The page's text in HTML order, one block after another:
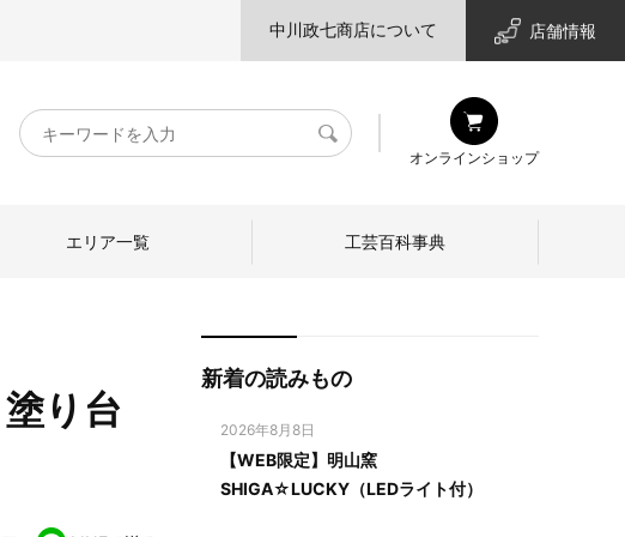
中川政七商店について 店舗情報
キ
ー
検
オンラインショップ
エリア一覧 工芸百科事典
り台
新着の読みもの
2026年8月8日
【WEB限定】明山窯
SHIGA☆LUCKY（LEDライト付）